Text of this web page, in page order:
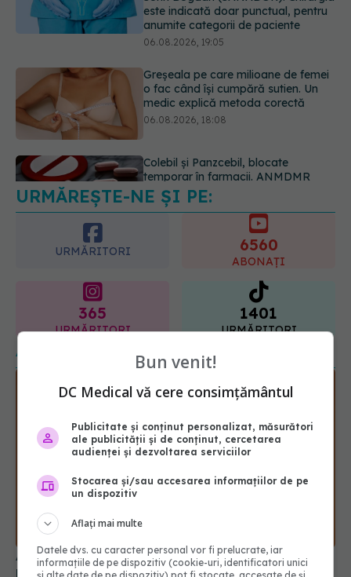
medic explică metoda corectă
06.08.2026, 18:08
Colebil și Panzcebil, blocate
temporar în farmacii. ANMDMR
explică de ce a luat măsura
06.08.2026, 16:37
Alertă în Europa după un nou caz
de hantavirus Anzi, singura tulpină
care se transmite de la om la om
06.08.2026, 20:06
URMĂREȘTE-NE ȘI PE:
URMĂRITORI
ABONAȚI
URMĂRITORI
1401
URMĂRITORI
ARTICOLE SIMILARE
Ai rămas fără miros după COVID? Cât timp poate
persista problema
25 sep 2025, 22:40
Bun venit!
DC Medical vă cere consimțământul
Publicitate și conținut personalizat, măsurători
ale publicității și de conținut, cercetarea
audienței și dezvoltarea serviciilor
Stocarea și/sau accesarea informațiilor de pe
un dispozitiv
Aflați mai multe
Datele dvs. cu caracter personal vor fi prelucrate, iar
informațiile de pe dispozitiv (cookie-uri, identificatori unici